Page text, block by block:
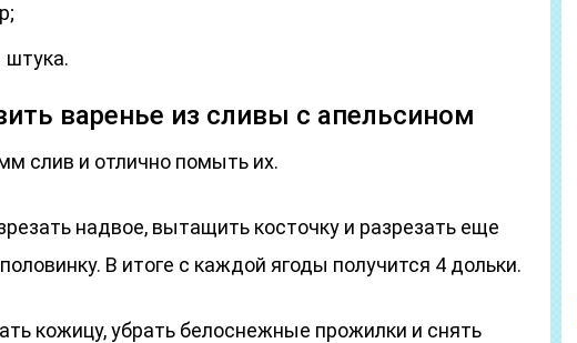
штука.
варенье из сливы с апельсином
слив и отлично помыть их.
надвое, вытащить косточку и разрезать еще
В итоге с каждой ягоды получится 4 дольки.
кожицу, убрать белоснежные прожилки и снять